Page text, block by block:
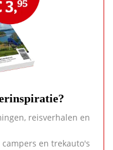
reisverhalen en
en trekauto's